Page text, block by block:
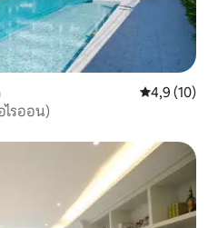
Évaluation
4,9 (10)
ไรออน)